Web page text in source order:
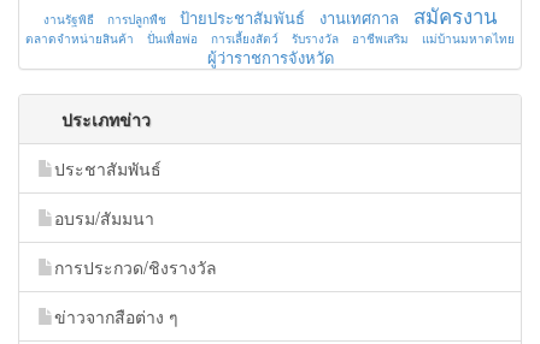
งานรัฐพิธี การปลูกพืช ป้ายประชาสัมพันธ์ งานเทศกาล สมัครงาน
ตลาดจำหน่ายสินค้า ปั่นเพื่อพ่อ การเลี้ยงสัตว์ รับรางวัล อาชีพเสริม แม่บ้านมหาดไทย
ผู้ว่าราชการจังหวัด
ประเภทข่าว
ประชาสัมพันธ์
อบรม/สัมมนา
การประกวด/ชิงรางวัล
ข่าวจากสือต่าง ๆ